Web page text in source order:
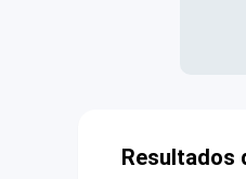
Resultados